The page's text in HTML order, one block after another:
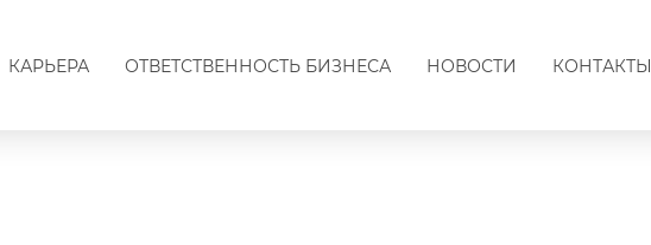
КАРЬЕРА ОТВЕТСТВЕННОСТЬ БИЗНЕСА НОВОСТИ КОНТАКТЫ